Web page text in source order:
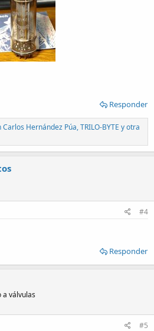
Responder
Carlos Hernández Púa,TRILO-BYTE y otra
#4
Responder
a válvulas
#5